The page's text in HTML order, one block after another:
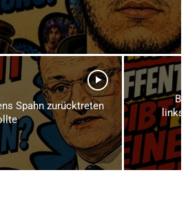
Spahn zurücktreten